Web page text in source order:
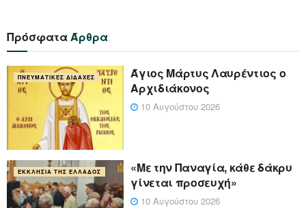
ΠρόσφαταΆρθρα
ΠΝΕΥΜΑΤΙΚΈΣ ΔΙΔΑΧΈΣ
Άγιος Μάρτυς Λαυρέντιος ο
Αρχιδιάκονος
10 Αυγούστου 2026
ΕΚΚΛΗΣΊΑ ΤΗΣ ΕΛΛΆΔΟΣ
«Με την Παναγία, κάθε δάκρυ
γίνεται προσευχή»
10 Αυγούστου 2026